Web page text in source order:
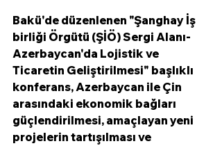
Bakü'de düzenlenen "Şanghay İş
birliği Örgütü (ŞİÖ) Sergi Alanı-
Azerbaycan'da Lojistik ve
Ticaretin Geliştirilmesi" başlıklı
konferans, Azerbaycan ile Çin
arasındaki ekonomik bağları
güçlendirilmesi, amaçlayan yeni
projelerin tartışılması ve